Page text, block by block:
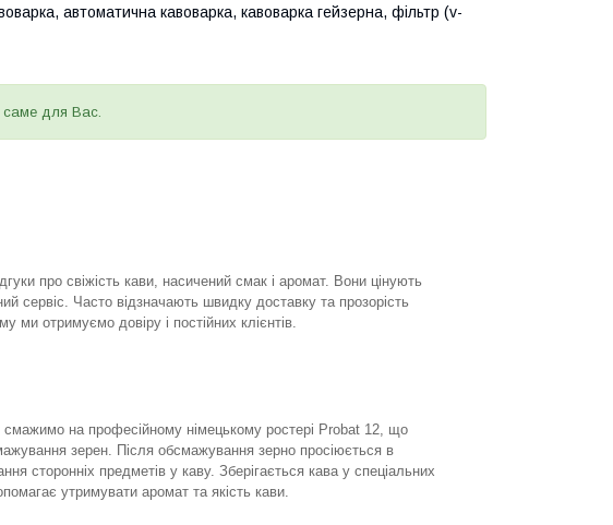
автоматична кавоварка, кавоварка гейзерна, фільтр (v-
саме для Вас.
про свіжість кави, насичений смак і аромат. Вони цінують
сервіс. Часто відзначають швидку доставку та прозорість
ми отримуємо довіру і постійних клієнтів.
смажимо на професійному німецькому ростері Probat 12, що
зерен. Після обсмажування зерно просіюється в
сторонніх предметів у каву. Зберігається кава у спеціальних
утримувати аромат та якість кави.